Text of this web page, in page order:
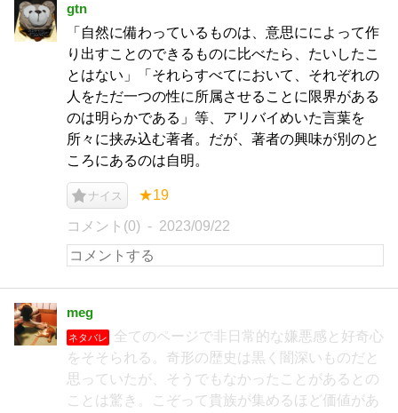
gtn
「自然に備わっているものは、意思にによって作
り出すことのできるものに比べたら、たいしたこ
とはない」「それらすべてにおいて、それぞれの
人をただ一つの性に所属させることに限界がある
のは明らかである」等、アリバイめいた言葉を
所々に挟み込む著者。だが、著者の興味が別のと
ころにあるのは自明。
ナイス ★19
コメント(0) 2023/09/22
meg
ネタバレ
全てのページで非日常的な嫌悪感と好奇心
をそそられる。奇形の歴史は黒く闇深いものだと
思っていたが、そうでもなかったことがあるとの
ことは驚き。こぞって貴族が集めるほど価値があ